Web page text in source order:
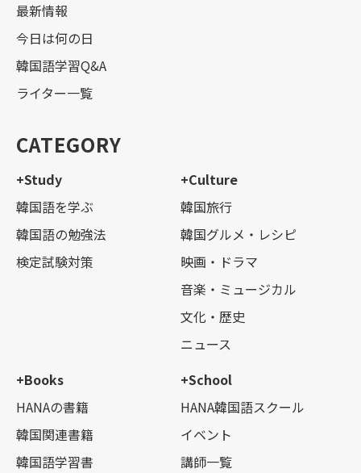
最新情報
今日は何の日
韓国語学習Q&A
ライター一覧
CATEGORY
+Study
韓国語を学ぶ
韓国語の勉強法
検定試験対策
+Culture
韓国旅行
韓国グルメ・レシピ
映画・ドラマ
音楽・ミュージカル
文化・歴史
ニュース
+Books
HANAの書籍
韓国関連書籍
韓国語学習書
+School
HANA韓国語スクール
イベント
講師一覧